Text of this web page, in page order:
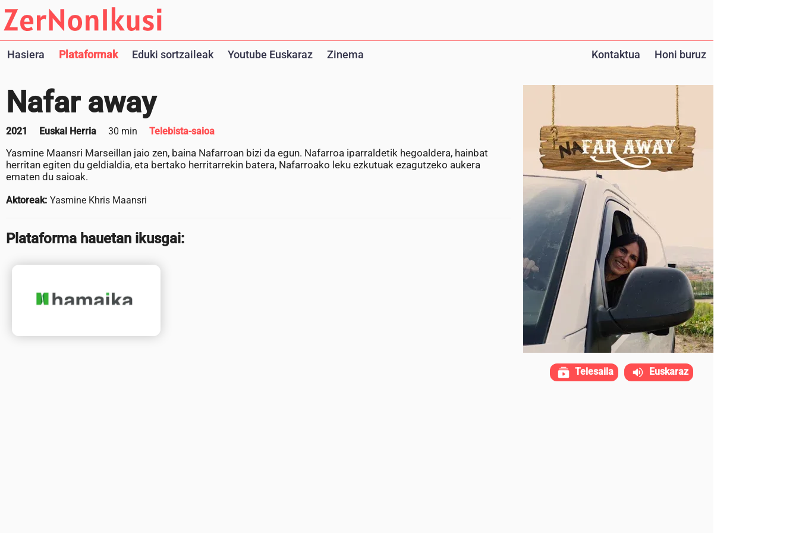
Hasiera Plataformak Eduki sortzaileak Youtube Euskaraz Zinema Kontaktua Honi buruz
Nafar away
2021 Euskal Herria 30 min Telebista-saioa
Yasmine Maansri Marseillan jaio zen, baina Nafarroan bizi da egun. Nafarroa iparraldetik hegoaldera, hainbat
herritan egiten du geldialdia, eta bertako herritarrekin batera, Nafarroako leku ezkutuak ezagutzeko aukera
ematen du saioak.
Aktoreak: Yasmine Khris Maansri
Plataforma hauetan ikusgai:
Telesaila Euskaraz